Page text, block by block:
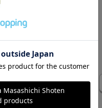
今回 大きさ 厚み